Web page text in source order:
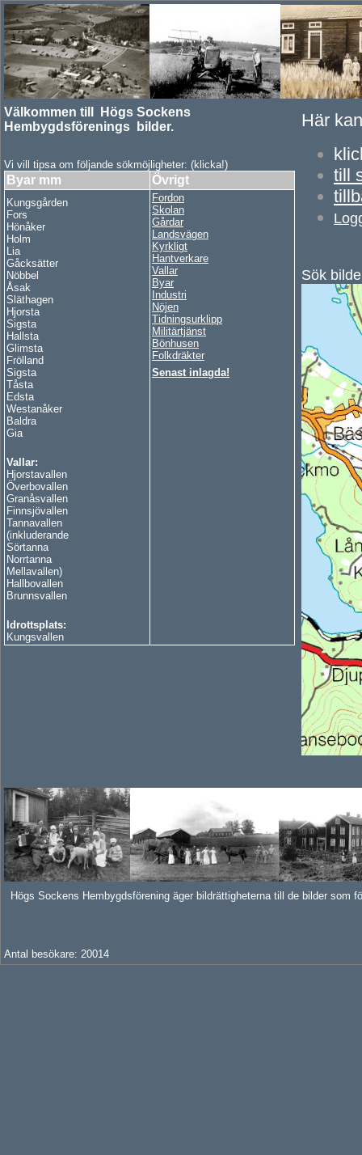
Välkommen till Högs Sockens
Hembygdsförenings bilder.
Vi vill tipsa om följande sökmöjligheter: (klicka!)
Byar mm Övrigt
Kungsgården
Fors
Hönåker
Holm
Lia
Gåcksätter
Nöbbel
Åsak
Släthagen
Hjorsta
Sigsta
Hallsta
Glimsta
Frölland
Sigsta
Tåsta
Edsta
Westanåker
Baldra
Gia
Vallar:
Hjorstavallen
Överbovallen
Granåsvallen
Finnsjövallen
Tannavallen
(inkluderande
Sörtanna
Norrtanna
Mellavallen)
Hallbovallen
Brunnsvallen
Idrottsplats:
Kungsvallen
Fordon
Skolan
Gårdar
Landsvägen
Kyrkligt
Hantverkare
Vallar
Byar
Industri
Nöjen
Tidningsurklipp
Militärtjänst
Bönhusen
Folkdräkter
Senast inlagda!
Här
k
till
t
Sök
Högs Sockens Hembygdsförening äger bildrättigheterna till de bilder som
Antal besökare: